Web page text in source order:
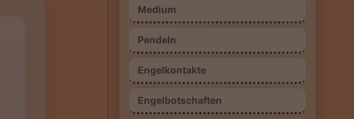
Medium
Pendeln
Engelkontakte
Engelbotschaften